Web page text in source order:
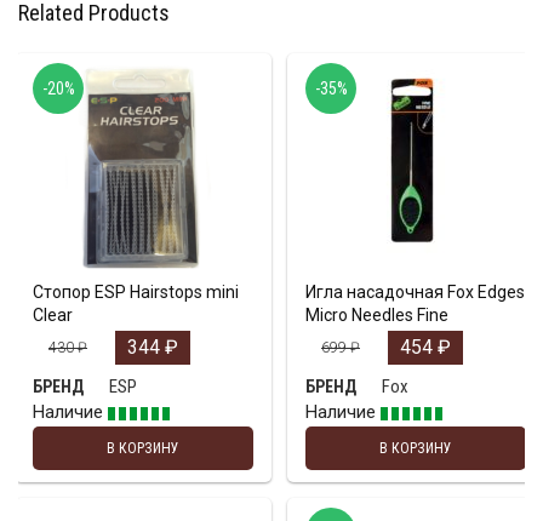
Related Products
Стопор ESP Hairstops mini
Clear
430₽ 344 ₽
БРЕНД
ESP
Наличие
В КОРЗИНУ
-20%
Игла насадочная Fox Edges
Micro Needles Fine
699₽ 454 ₽
БРЕНД
Fox
Наличие
В КОРЗИНУ
-35%